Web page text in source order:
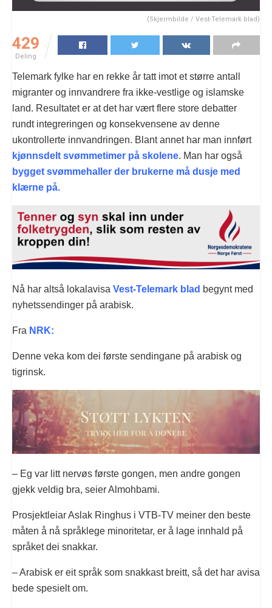
(Skjermbilde / Vest-Telemark blad)
429
Deling
Telemark fylke har en rekke år tatt imot et større antall
migranter og innvandrere fra ikke-vestlige og islamske
land. Resultatet er at det har vært flere store debatter
rundt integreringen og konsekvensene av denne
ukontrollerte innvandringen. Blant annet har man innført
kjønnsdelt svømmetimer på skolene. Man har også
bygget svømmehaller der brukerne må dusje med
klærne på.
Nå har altså lokalavisa Vest-Telemark blad begynt med
nyhetssendinger på arabisk.
Fra NRK:
Denne veka kom dei første sendingane på arabisk og
tigrinsk.
– Eg var litt nervøs første gongen, men andre gongen
gjekk veldig bra, seier Almohbami.
Prosjektleiar Aslak Ringhus i VTB-TV meiner den beste
måten å nå språklege minoritetar, er å lage innhald på
språket dei snakkar.
– Arabisk er eit språk som snakkast breitt, så det har avisa
bede spesielt om.